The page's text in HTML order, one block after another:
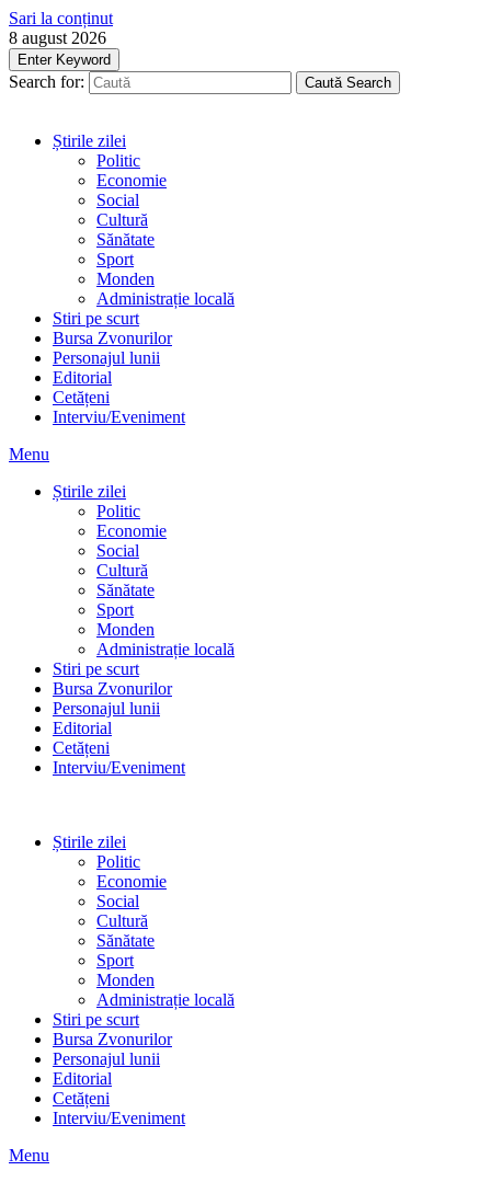
Sari la conținut
8 august 2026
Enter Keyword
Search for: Caută Search
Știrile zilei
Politic
Economie
Social
Cultură
Sănătate
Sport
Monden
Administrație locală
Stiri pe scurt
Bursa Zvonurilor
Personajul lunii
Editorial
Cetățeni
Interviu/Eveniment
Menu
Știrile zilei
Politic
Economie
Social
Cultură
Sănătate
Sport
Monden
Administrație locală
Stiri pe scurt
Bursa Zvonurilor
Personajul lunii
Editorial
Cetățeni
Interviu/Eveniment
Știrile zilei
Politic
Economie
Social
Cultură
Sănătate
Sport
Monden
Administrație locală
Stiri pe scurt
Bursa Zvonurilor
Personajul lunii
Editorial
Cetățeni
Interviu/Eveniment
Menu